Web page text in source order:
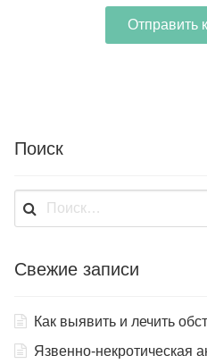
Поиск
Найти:
Свежие записи
Как выявить и лечить
Язвенно-некротическая